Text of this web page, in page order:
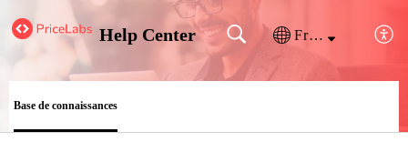
Help Center Français (France)
Base de connaissances